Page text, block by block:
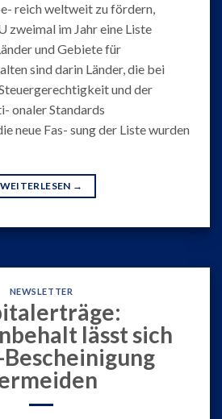
reich weltweit zu fördern,
zweimal im Jahr eine Liste
und Gebiete für
sind darin Länder, die bei
und der
onaler Standards
neue Fas- sung der Liste wurden
WEITERLESEN →
NEWSLETTER
lässt sich